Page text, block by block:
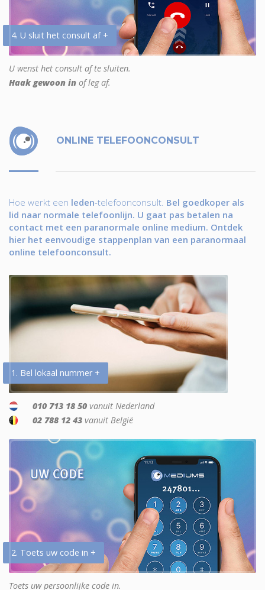
4. U sluit het consult af +
U wenst het consult af te sluiten.
Haak gewoon in of leg af.
ONLINE TELEFOONCONSULT
Hoe werkt een leden-telefoonconsult. Bel goedkoper als
lid naar normale telefoonlijn. U gaat pas betalen na
contact met een paranormale online medium. Ontdek
hier het eenvoudige stappenplan van een paranormaal
online telefoonconsult.
1. Bel lokaal nummer +
010 713 18 50 vanuit Nederland
02 788 12 43 vanuit België
2. Toets uw code in +
Toets uw persoonlijke code in.